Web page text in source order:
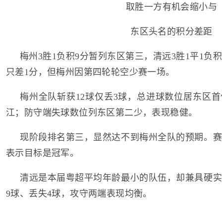
取胜一方有机会缩小与
东区头名的积分差距
梅州3胜1负积9分暂列东区第三，清远3胜1平1负
只差1分，但梅州因第四轮轮空少赛一场。
梅州全队斩获12球仅丢3球，总进球数位居东区
江；防守端失球数位列东区第二少，表现稳健。
现阶段排名第三，显然达不到梅州全队的预期。
表示目标是冠军。
清远是本届粤超平均年龄最小的队伍，却兼具硬
9球、丢失4球，攻守两端表现均衡。